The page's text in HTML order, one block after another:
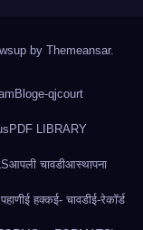
by Themeansar.
Bloge-qjcourt
PDF LIBRARY
आपली चावडीआस्थापना
ई हक्कई- चावडीई-रेकॉर्ड